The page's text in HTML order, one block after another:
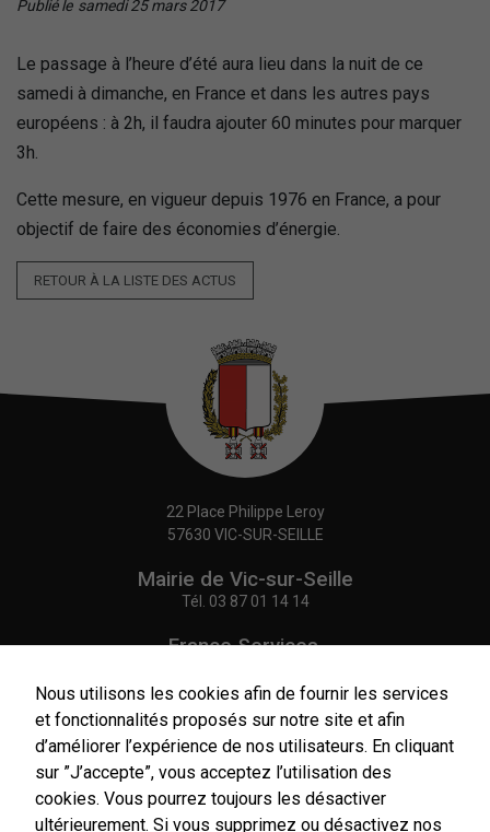
Publié le samedi 25 mars 2017
Le passage à l’heure d’été aura lieu dans la nuit de ce
samedi à dimanche, en France et dans les autres pays
européens : à 2h, il faudra ajouter 60 minutes pour marquer
3h.
Cette mesure, en vigueur depuis 1976 en France, a pour
objectif de faire des économies d’énergie.
RETOUR À LA LISTE DES ACTUS
22 Place Philippe Leroy
57630 VIC-SUR-SEILLE
Mairie de Vic-sur-Seille
Tél. 03 87 01 14 14
France Services,
Tél.03 87 86 41 48
NOUS CONTACTER
Nous utilisons les cookies afin de fournir les services
et fonctionnalités proposés sur notre site et afin
d’améliorer l’expérience de nos utilisateurs. En cliquant
sur ”J’accepte”, vous acceptez l’utilisation des
cookies. Vous pourrez toujours les désactiver
ultérieurement. Si vous supprimez ou désactivez nos